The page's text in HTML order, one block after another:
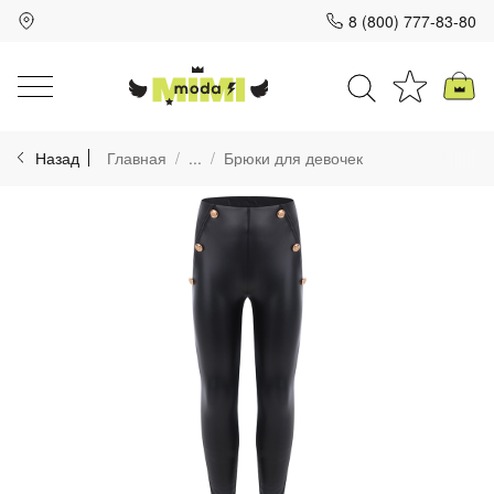
8 (800) 777-83-80
Назад Главная ... Брюки для девочек
Для клиентов всех банков
Разбейте
на части
без переплат
График платежей